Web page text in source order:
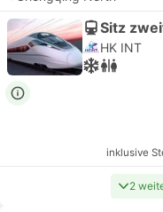
Sitz
HK INT
inklusive
2